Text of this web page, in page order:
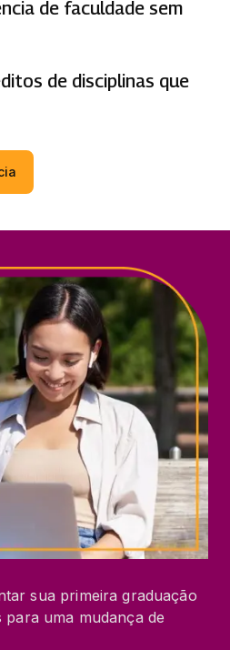
de faculdade sem
de disciplinas que
sua primeira graduação
uma mudança de